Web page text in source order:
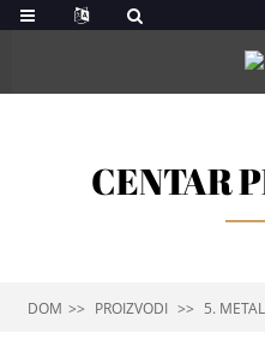
CENTAR
DOM PROIZVODI 5.